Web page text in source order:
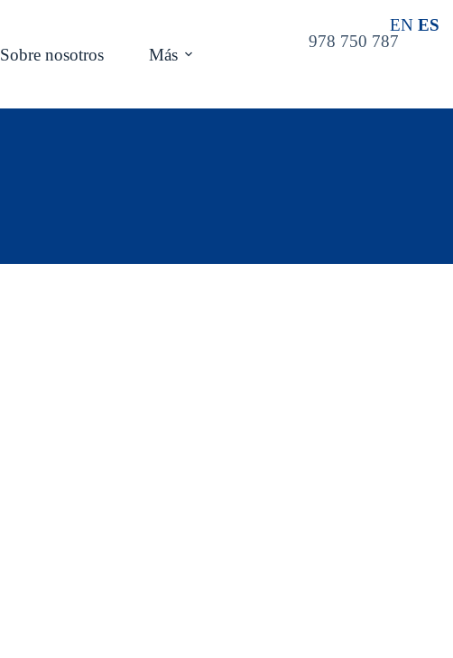
Sobre nosotros Más
978 750 787
EN ES